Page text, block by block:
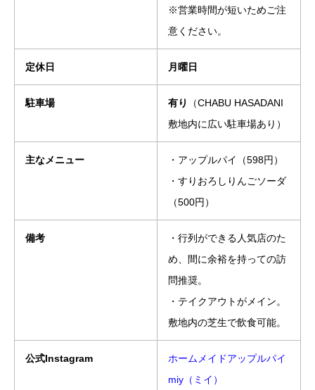
※営業時間が短いためご注
意ください。
定休日 月曜日
駐車場 有り
（CHABU HASADANI
敷地内に広い駐車場あり）
主なメニュー
・アップルパイ（598円）
・すりおろしりんごソーダ
（500円）
備考
・行列ができる人気店のた
め、間に余裕を持っての訪
問推奨。
・テイクアウトがメイン。
敷地内の芝生で飲食可能。
公式Instagram
ホームメイドアップルパイ
miy（ミイ）